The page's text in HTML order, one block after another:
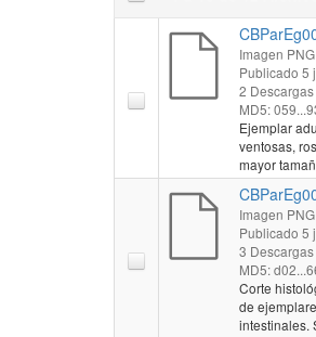
Imagen PNG
Publicado 5
2 Descargas
MD5:
Ejemplar
ventosas,
mayor
Imagen PNG
Publicado 5
3 Descargas
MD5:
Corte
de
intestinales.